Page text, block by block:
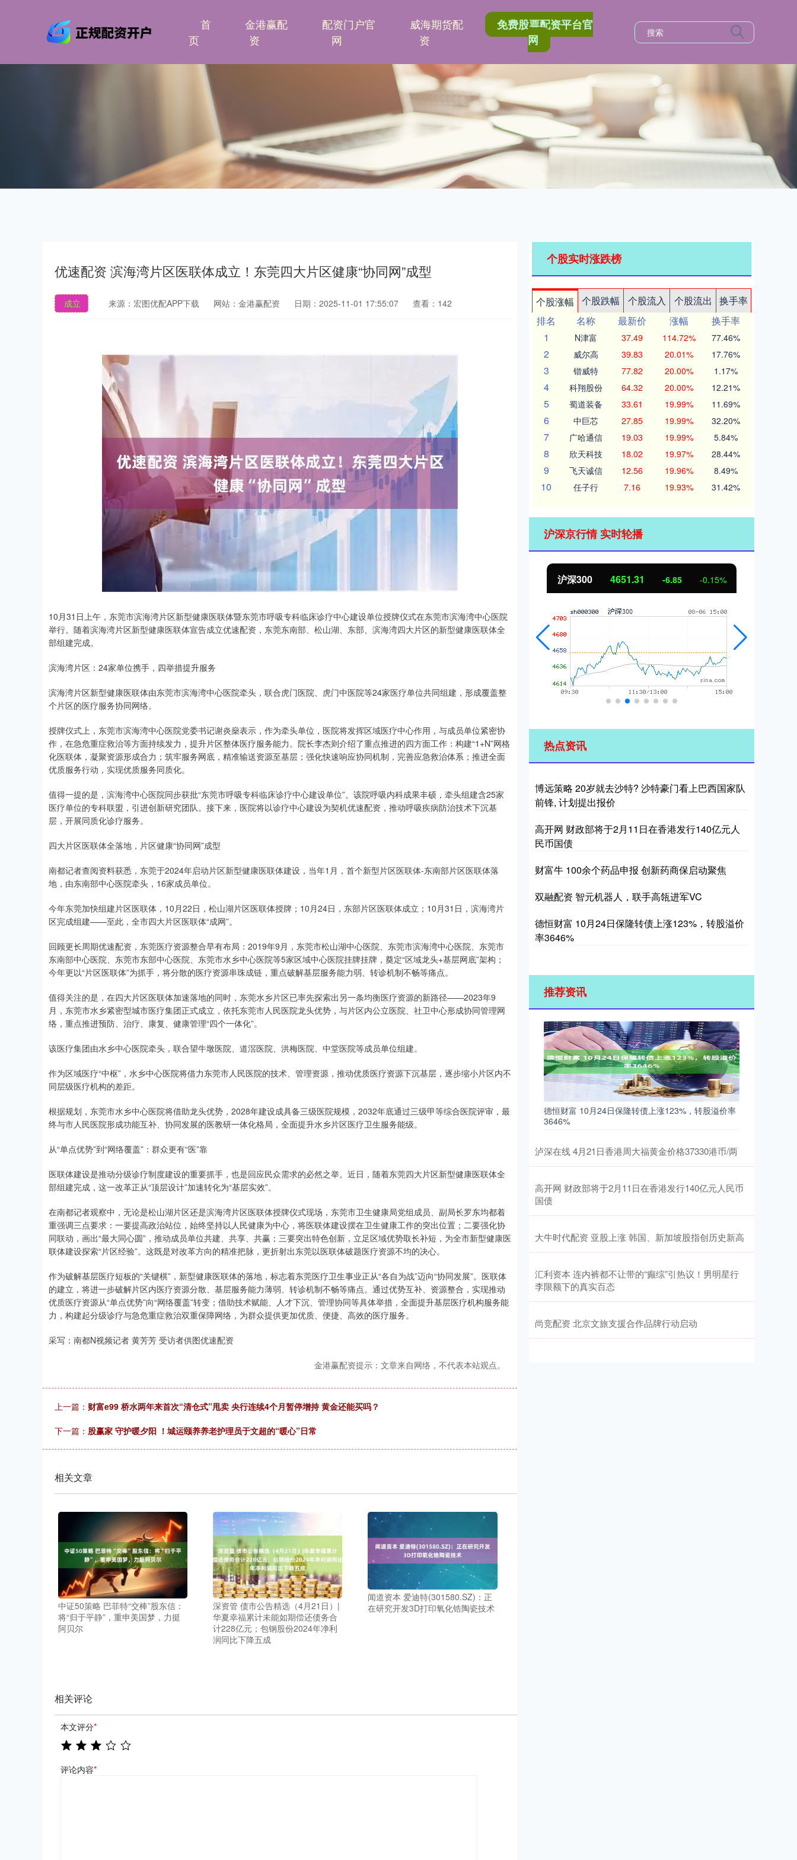
首
页
金港赢配
资
配资门户官
网
威海期货配
资
免费股票配资平台官
网
优速配资 滨海湾片区医联体成立！东莞四大片区健康“协同网”成型
成立 来源：宏图优配APP下载 网站：金港赢配资 日期：2025-11-01 17:55:07 查看：142
10月31日上午，东莞市滨海湾片区新型健康医联体暨东莞市呼吸专科临床诊疗中心建设单位授牌仪式在东莞市滨海湾中心医院
举行。随着滨海湾片区新型健康医联体宣告成立优速配资，东莞东南部、松山湖、东部、滨海湾四大片区的新型健康医联体全
部组建完成。
滨海湾片区：24家单位携手，四举措提升服务
滨海湾片区新型健康医联体由东莞市滨海湾中心医院牵头，联合虎门医院、虎门中医院等24家医疗单位共同组建，形成覆盖整
个片区的医疗服务协同网络。
授牌仪式上，东莞市滨海湾中心医院党委书记谢炎燊表示，作为牵头单位，医院将发挥区域医疗中心作用，与成员单位紧密协
作，在急危重症救治等方面持续发力，提升片区整体医疗服务能力。院长李杰则介绍了重点推进的四方面工作：构建“1+N”网格
化医联体，凝聚资源形成合力；筑牢服务网底，精准输送资源至基层；强化快速响应协同机制，完善应急救治体系；推进全面
优质服务行动，实现优质服务同质化。
值得一提的是，滨海湾中心医院同步获批“东莞市呼吸专科临床诊疗中心建设单位”。该院呼吸内科成果丰硕，牵头组建含25家
医疗单位的专科联盟，引进创新研究团队。接下来，医院将以诊疗中心建设为契机优速配资，推动呼吸疾病防治技术下沉基
层，开展同质化诊疗服务。
四大片区医联体全落地，片区健康“协同网”成型
南都记者查阅资料获悉，东莞于2024年启动片区新型健康医联体建设，当年1月，首个新型片区医联体-东南部片区医联体落
地，由东南部中心医院牵头，16家成员单位。
今年东莞加快组建片区医联体，10月22日，松山湖片区医联体授牌；10月24日，东部片区医联体成立；10月31日，滨海湾片
区完成组建——至此，全市四大片区医联体“成网”。
回顾更长周期优速配资，东莞医疗资源整合早有布局：2019年9月，东莞市松山湖中心医院、东莞市滨海湾中心医院、东莞市
东南部中心医院、东莞市东部中心医院、东莞市水乡中心医院等5家区域中心医院挂牌挂牌，奠定“区域龙头+基层网底”架构；
今年更以“片区医联体”为抓手，将分散的医疗资源串珠成链，重点破解基层服务能力弱、转诊机制不畅等痛点。
值得关注的是，在四大片区医联体加速落地的同时，东莞水乡片区已率先探索出另一条均衡医疗资源的新路径——2023年9
月，东莞市水乡紧密型城市医疗集团正式成立，依托东莞市人民医院龙头优势，与片区内公立医院、社卫中心形成协同管理网
络，重点推进预防、治疗、康复、健康管理“四个一体化”。
该医疗集团由水乡中心医院牵头，联合望牛墩医院、道滘医院、洪梅医院、中堂医院等成员单位组建。
作为区域医疗“中枢”，水乡中心医院将借力东莞市人民医院的技术、管理资源，推动优质医疗资源下沉基层，逐步缩小片区内不
同层级医疗机构的差距。
根据规划，东莞市水乡中心医院将借助龙头优势，2028年建设成具备三级医院规模，2032年底通过三级甲等综合医院评审，最
终与市人民医院形成功能互补、协同发展的医教研一体化格局，全面提升水乡片区医疗卫生服务能级。
从“单点优势”到“网络覆盖”：群众更有“医”靠
医联体建设是推动分级诊疗制度建设的重要抓手，也是回应民众需求的必然之举。近日，随着东莞四大片区新型健康医联体全
部组建完成，这一改革正从“顶层设计”加速转化为“基层实效”。
在南都记者观察中，无论是松山湖片区还是滨海湾片区医联体授牌仪式现场，东莞市卫生健康局党组成员、副局长罗东均都着
重强调三点要求：一要提高政治站位，始终坚持以人民健康为中心，将医联体建设摆在卫生健康工作的突出位置；二要强化协
同联动，画出“最大同心圆”，推动成员单位共建、共享、共赢；三要突出特色创新，立足区域优势取长补短，为全市新型健康医
联体建设探索“片区经验”。这既是对改革方向的精准把脉，更折射出东莞以医联体破题医疗资源不均的决心。
作为破解基层医疗短板的“关键棋”，新型健康医联体的落地，标志着东莞医疗卫生事业正从“各自为战”迈向“协同发展”。医联体
的建立，将进一步破解片区内医疗资源分散、基层服务能力薄弱、转诊机制不畅等痛点。通过优势互补、资源整合，实现推动
优质医疗资源从“单点优势”向“网络覆盖”转变；借助技术赋能、人才下沉、管理协同等具体举措，全面提升基层医疗机构服务能
力，构建起分级诊疗与急危重症救治双重保障网络，为群众提供更加优质、便捷、高效的医疗服务。
采写：南都N视频记者 黄芳芳 受访者供图优速配资
金港赢配资提示：文章来自网络，不代表本站观点。
上一篇： 财富e99 桥水两年来首次“清仓式”甩卖 央行连续4个月暂停增持 黄金还能买吗？
下一篇： 股赢家 守护暖夕阳 ！城运颐养养老护理员于文超的“暖心”日常
相关文章
中证50策略 巴菲特“交棒”股东信：
将“归于平静”，重申美国梦，力挺
阿贝尔
深资管 债市公告精选（4月21日）|
华夏幸福累计未能如期偿还债务合
计228亿元；包钢股份2024年净利
润同比下降五成
闻道资本 爱迪特(301580.SZ)：正
在研究开发3D打印氧化锆陶瓷技术
相关评论
本文评分*
评论内容*
个股实时涨跌榜
个股涨幅 个股跌幅 个股流入 个股流出
换手率
排名
名称 最新价 涨幅
换手率
1
N津富 37.49 114.72% 77.46%
2 威尔高 39.83 20.01% 17.76%
3 锴威特 77.82 20.00% 1.17%
4 科翔股份 64.32 20.00% 12.21%
5 蜀道装备 33.61 19.99% 11.69%
6 中巨芯 27.85 19.99% 32.20%
7 广哈通信 19.03 19.99% 5.84%
8 欣天科技 18.02 19.97% 28.44%
9 飞天诚信 12.56 19.96% 8.49%
10 任子行 7.16 19.93% 31.42%
沪深京行情 实时轮播
14110.12 -34.08 北证50 1122.88 3.42 0.30%
热点资讯
博远策略 20岁就去沙特? 沙特豪门看上巴西国家队
前锋, 计划提出报价
高开网 财政部将于2月11日在香港发行140亿元人
民币国债
财富牛 100余个药品申报 创新药商保启动聚焦
双融配资 智元机器人，联手高瓴进军VC
德恒财富 10月24日保隆转债上涨123%，转股溢价
率3646%
推荐资讯
德恒财富 10月24日保隆转债上涨123%，转股溢价率
3646%
泸深在线 4月21日香港周大福黄金价格37330港币/两
高开网 财政部将于2月11日在香港发行140亿元人民币
国债
大牛时代配资 亚股上涨 韩国、新加坡股指创历史新高
汇利资本 连内裤都不让带的“癫综”引热议！男明星行
李限额下的真实百态
尚竞配资 北京文旅支援合作品牌行动启动